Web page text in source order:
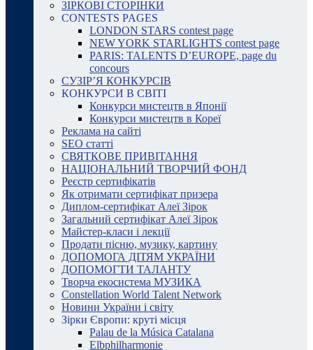
ЗІРКОВІ СТОРІНКИ
CONTESTS PAGES
LONDON STARS contest page
NEW YORK STARLIGHTS contest page
PARIS: TALENTS D’EUROPE, page du
concours
СУЗІР’Я КОНКУРСІВ
КОНКУРСИ В СВІТІ
Конкурси мистецтв в Японії
Конкурси мистецтв в Кореї
Реклама на сайті
SEO статті
СВЯТКОВЕ ПРИВІТАННЯ
НАЦІОНАЛЬНИЙ ТВОРЧИЙ ФОНД
Реєстр сертифікатів
Як отримати сертифікат призера
Диплом-сертифікат Алеї Зірок
Загальний сертифікат Алеї Зірок
Майстер-класи і лекції
Продати пісню, музику, картину
ДОПОМОГА ДІТЯМ УКРАЇНИ
ДОПОМОГТИ ТАЛАНТУ
Творча екосистема МУЗИКА
Constellation World Talent Network
Новини України і світу
Зірки Європи: круті місця
Palau de la Música Catalana
Elbphilharmonie